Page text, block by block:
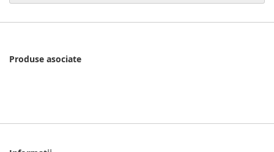
Produse asociate